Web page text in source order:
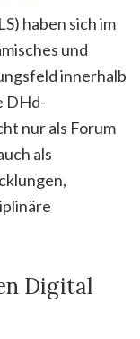
haben sich im
und
innerhalb
DHd-
nur als Forum
als
Digital